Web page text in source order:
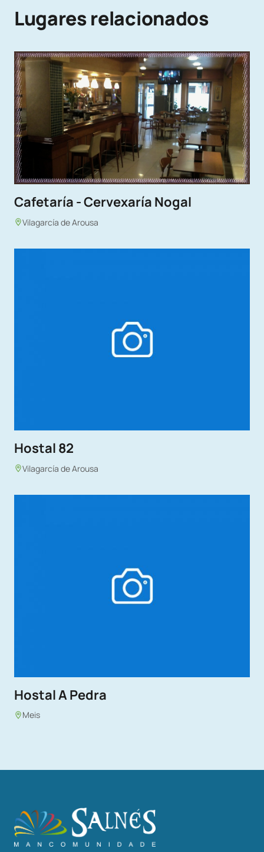
Lugares relacionados
Cafetaría - Cervexaría Nogal
Vilagarcía de Arousa
Hostal 82
Vilagarcía de Arousa
Hostal A Pedra
Meis